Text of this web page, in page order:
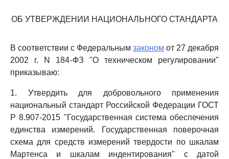
ОБ УТВЕРЖДЕНИИ НАЦИОНАЛЬНОГО СТАНДАРТА
В соответствии с Федеральным законом от 27 декабря
2002 г. N 184-ФЗ "О техническом регулировании"
приказываю:
1. Утвердить для добровольного применения
национальный стандарт Российской Федерации ГОСТ
Р 8.907-2015 "Государственная система обеспечения
единства измерений. Государственная поверочная
схема для средств измерений твердости по шкалам
Мартенса и шкалам индентирования" с датой